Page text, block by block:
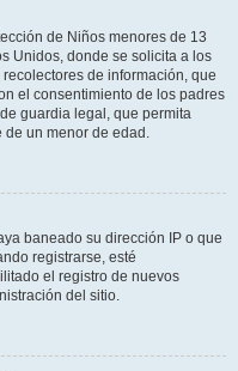
de Niños menores de 13
Unidos, donde se solicita a los
de información, que
el consentimiento de los padres
guardia legal, que permita
un menor de edad.
baneado su dirección IP o que
registrarse, esté
el registro de nuevos
del sitio.